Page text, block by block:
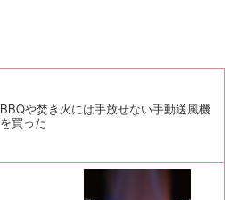
BBQや焚き火には手放せない手動送風機
を買った